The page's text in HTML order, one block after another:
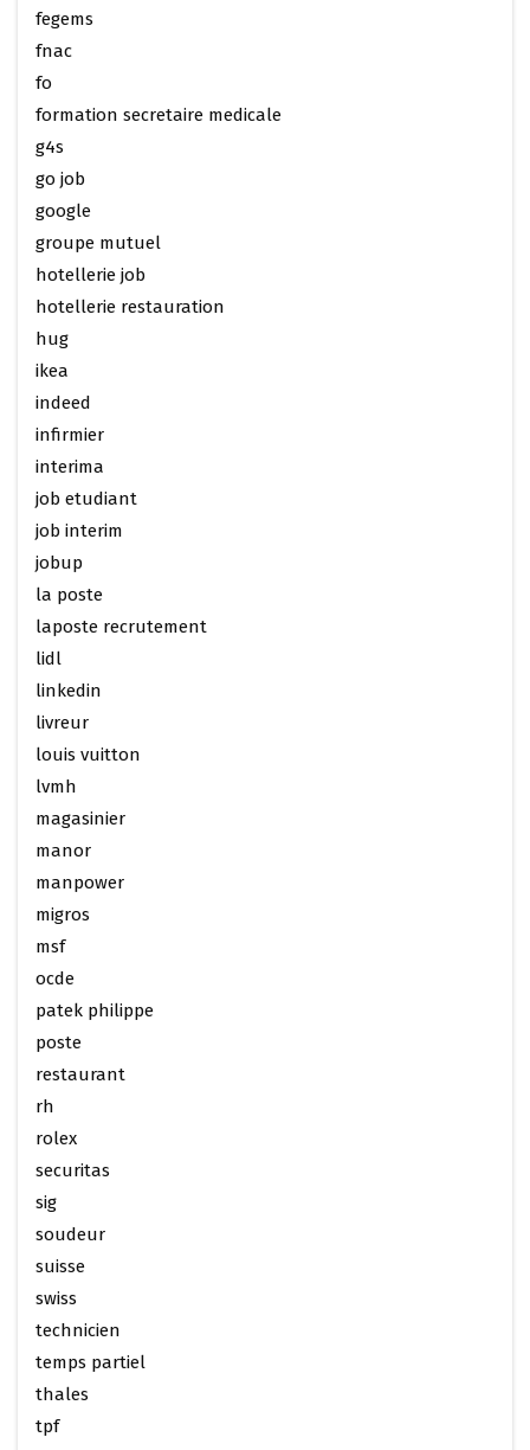
fegems
fnac
fo
formation secretaire medicale
g4s
go job
google
groupe mutuel
hotellerie job
hotellerie restauration
hug
ikea
indeed
infirmier
interima
job etudiant
job interim
jobup
la poste
laposte recrutement
lidl
linkedin
livreur
louis vuitton
lvmh
magasinier
manor
manpower
migros
msf
ocde
patek philippe
poste
restaurant
rh
rolex
securitas
sig
soudeur
suisse
swiss
technicien
temps partiel
thales
tpf